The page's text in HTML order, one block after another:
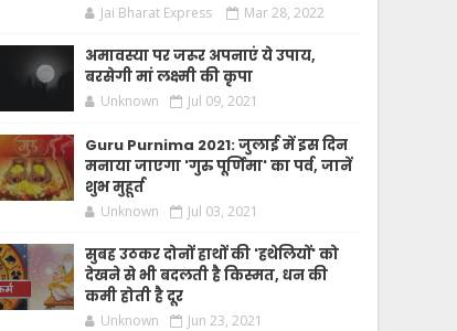
Jai Bharat Express Mar 28, 2022
अमावस्या पर जरूर अपनाएं ये उपाय,
बरसेगी मां लक्ष्मी की कृपा
Unknown Jul 09, 2021
Guru Purnima 2021: जुलाई में इस दिन
मनाया जाएगा 'गुरु पूर्णिमा' का पर्व, जानें
शुभ मुहूर्त
Unknown Jul 03, 2021
सुबह उठकर दोनों हाथों की 'हथेलियों' को
देखने से भी बदलती है किस्मत, धन की
कमी होती है दूर
Unknown Jun 23, 2021